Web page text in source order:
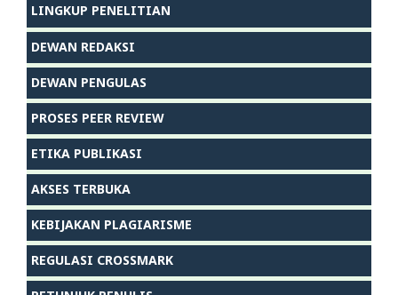
LINGKUP PENELITIAN
DEWAN REDAKSI
DEWAN PENGULAS
PROSES PEER REVIEW
ETIKA PUBLIKASI
AKSES TERBUKA
KEBIJAKAN PLAGIARISME
REGULASI CROSSMARK